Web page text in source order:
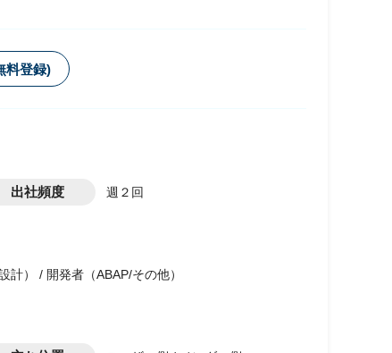
料登録)
出社頻度 週２回
計） / 開発者（ABAP/その他）